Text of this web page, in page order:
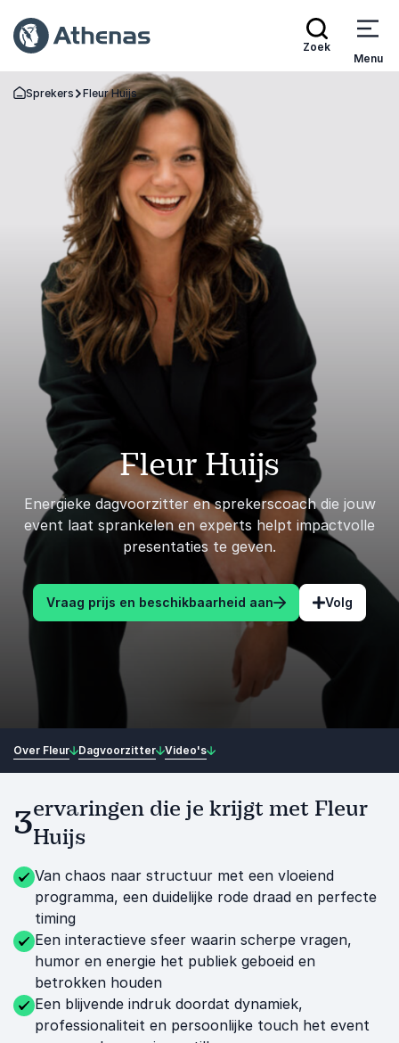
Zoek
Menu
Terug naar de startpagina
Sprekers Fleur Huijs
Fleur Huijs
Energieke dagvoorzitter en sprekerscoach die jouw
event laat sprankelen en experts helpt impactvolle
presentaties te geven.
Vraag prijs en beschikbaarheid aan Volg
Over Fleur Dagvoorzitter Video's
3ervaringen die je krijgt met Fleur
Huijs
Van chaos naar structuur met een vloeiend
programma, een duidelijke rode draad en perfecte
timing
Een interactieve sfeer waarin scherpe vragen,
humor en energie het publiek geboeid en
betrokken houden
Een blijvende indruk doordat dynamiek,
professionaliteit en persoonlijke touch het event